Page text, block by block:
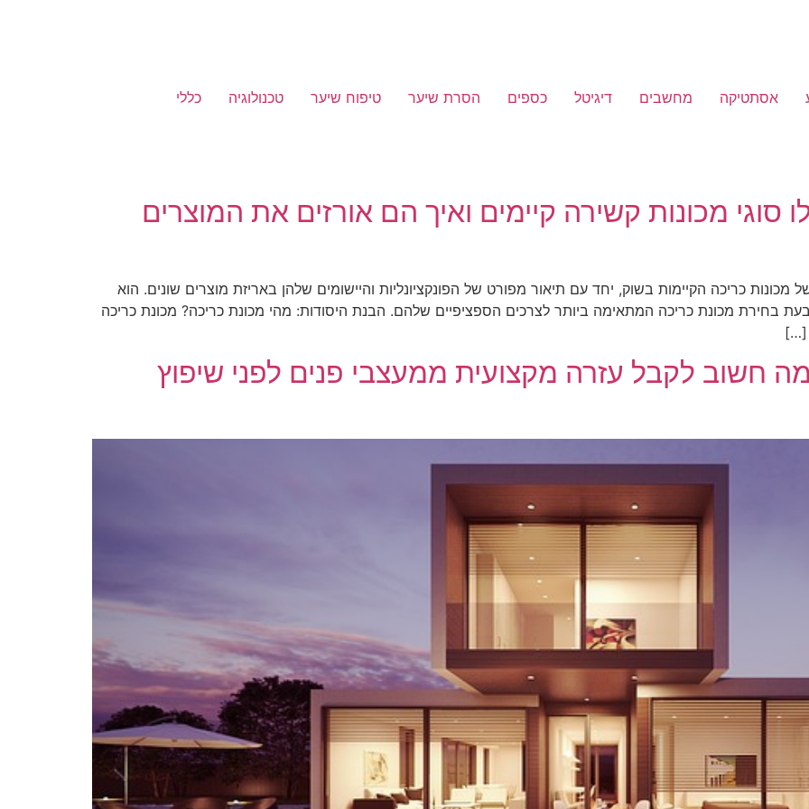
אסתטיקה מחשבים דיגיטל כספים הסרת שיער טיפוח שיער טכנולוגיה כללי
סוגי מכונות קשירה קיימים ואיך הם אורזים את המוצרים
כריכה הקיימות בשוק, יחד עם תיאור מפורט של הפונקציונליות והיישומים שלהן באריזת מוצרים שונים. הוא
בחירת מכונת כריכה המתאימה ביותר לצרכים הספציפיים שלהם. הבנת היסודות: מהי מכונת כריכה? מכונת כריכה
[…]
חשוב לקבל עזרה מקצועית ממעצבי פנים לפני שיפוץ